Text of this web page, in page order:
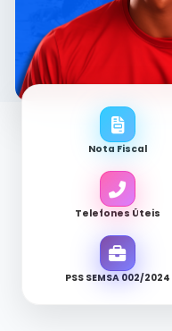
Nota Fiscal
Telefones Úteis
PSS SEMSA 002/2024
Horários e Endereços